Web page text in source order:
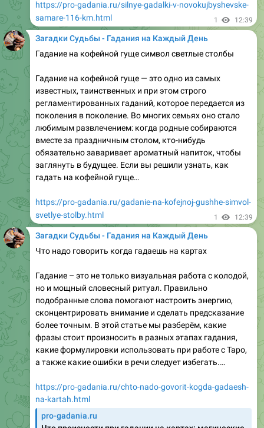
бесплатные и платные консультации по телефону, в…
https://pro-gadania.ru/gadalka-ruza-zapis-na-priem.html
1
В краснодоне где на квартале лесном живет гадалка
Краснодон – небольшой, но живописный город в
Луганской области, известный своей богатой
историей, промышленным наследием и, конечно же,
местными легендами. Одна из самых обсуждаемых
историй, о гадалке, живущей на квартале «Лесном». В
статье мы разберём, где именно находится этот
квартал, какие тайны окружали её дом, какие услуги
если вы…
https://pro-gadania.ru/v-krasnodone-gde-na-kvartale-
Гадалка в Краснодоне: тайны квартала Лесного
Хочешь узнать, что скрывает квартал Лесной в
Краснодоне? Гадалка раскроет судьбу за чашкой
кофе!
1
Загадки Судьбы - Гадания на Каждый День
Дракончик на дне кофейной гуще у ручки
Гадание на кофейной гуще – древняя практика, в
которой каждый образ имеет своё уникальное
значение․ Одним из самых «взрывных» символов
считается дракон․ Его трактовка меняется в